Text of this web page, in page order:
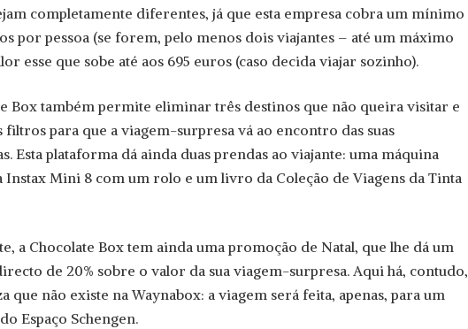
completamente diferentes, já que esta empresa cobra um mínimo
por pessoa (se forem, pelo menos dois viajantes – até um máximo
esse que sobe até aos 695 euros (caso decida viajar sozinho).
Box também permite eliminar três destinos que não queira visitar e
filtros para que a viagem-surpresa vá ao encontro das suas
Esta plataforma dá ainda duas prendas ao viajante: uma máquina
Mini 8 com um rolo e um livro da Coleção de Viagens da Tinta
a Chocolate Box tem ainda uma promoção de Natal, que lhe dá um
de 20% sobre o valor da sua viagem-surpresa. Aqui há, contudo,
que não existe na Waynabox: a viagem será feita, apenas, para um
Espaço Schengen.